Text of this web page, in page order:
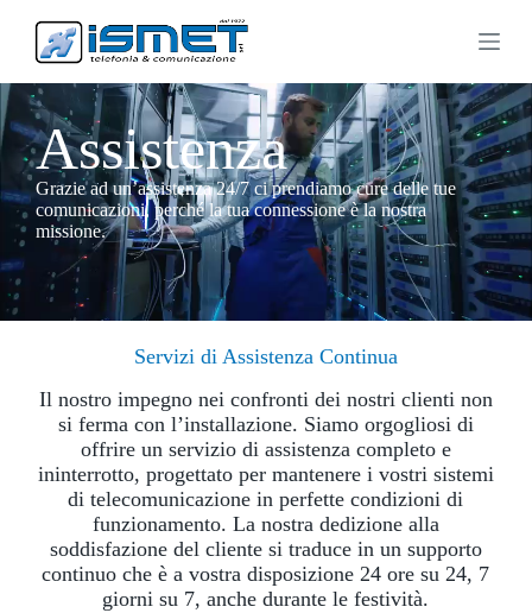
t
a
a
l
c
o
n
t
t
Assistenza
Grazie ad un’assistenza 24/7 ci prendiamo cure delle tue
comunicazioni, perché la tua connessione è la nostra
missione.
Servizi di Assistenza Continua
Il nostro impegno nei confronti dei nostri clienti non
si ferma con l’installazione. Siamo orgogliosi di
offrire un servizio di assistenza completo e
ininterrotto, progettato per mantenere i vostri sistemi
di telecomunicazione in perfette condizioni di
funzionamento. La nostra dedizione alla
soddisfazione del cliente si traduce in un supporto
continuo che è a vostra disposizione 24 ore su 24, 7
giorni su 7, anche durante le festività.